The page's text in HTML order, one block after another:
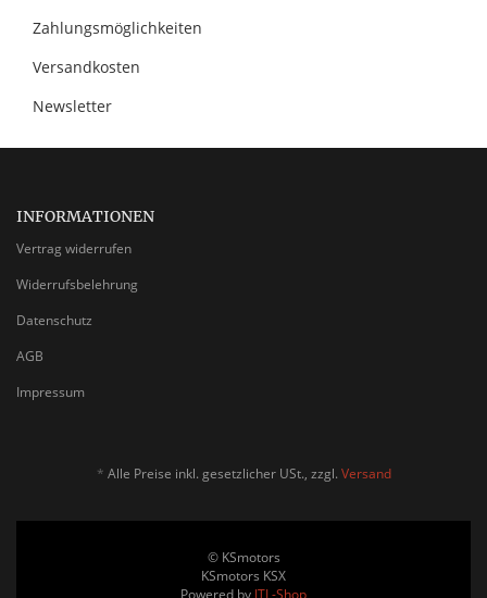
Zahlungsmöglichkeiten
Versandkosten
Newsletter
INFORMATIONEN
Vertrag widerrufen
Widerrufsbelehrung
Datenschutz
AGB
Impressum
* Alle Preise inkl. gesetzlicher USt., zzgl. Versand
© KSmotors
KSmotors KSX
Powered by JTL-Shop